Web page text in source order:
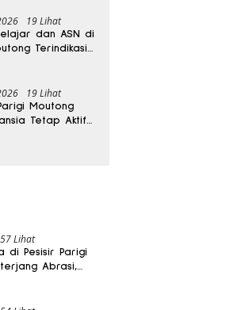
19 Lihat
dan ASN di
Terindikasi
19 Lihat
Moutong
Tetap Aktif
57 Lihat
di Pesisir Parigi
Abrasi,